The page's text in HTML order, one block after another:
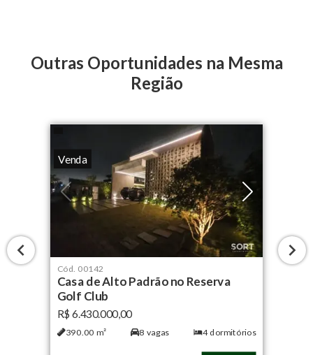
Outras Oportunidades na Mesma
Região
Venda
Cód. 00142
Casa de Alto Padrão no Reserva
Golf Club
R$ 6.430.000,00
390.00 m² 8 vagas 4dormitórios